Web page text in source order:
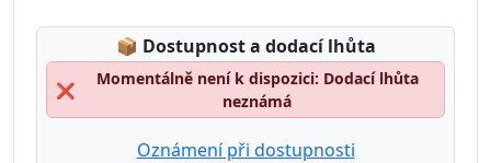
📦 Lagerstatus:
Dostupnost a dodací lhůta
❌
Momentálně není k dispozici: Dodací lhůta
neznámá
Oznámení při dostupnosti